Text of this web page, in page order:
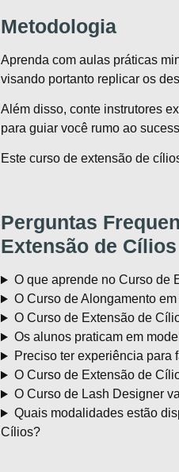
Metodologia
Aprenda com aulas práticas
visando portanto replicar os
Além disso, conte instrutores
para guiar você rumo ao
Este curso de extensão de
Perguntas
Extensão de Cílios
O que aprende no Curso de
O Curso de Alongamento
O Curso de Extensão de
Os alunos praticam em
Preciso ter experiência para
O Curso de Extensão de
O Curso de Lash Designer
Quais modalidades estão
Cílios?